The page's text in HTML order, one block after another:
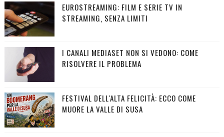
EUROSTREAMING: FILM E SERIE TV IN
STREAMING, SENZA LIMITI
I CANALI MEDIASET NON SI VEDONO: COME
RISOLVERE IL PROBLEMA
FESTIVAL DELL'ALTA FELICITÀ: ECCO COME
MUORE LA VALLE DI SUSA